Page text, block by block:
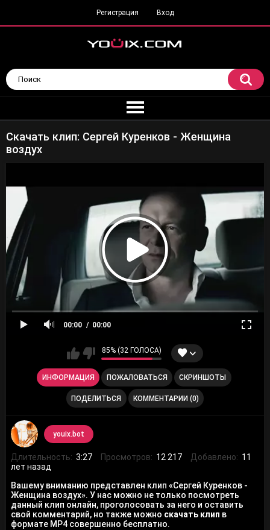
Регистрация Вход
Скачать клип: Сергей Куренков - Женщина
воздух
00:00 00:00
85% (32 ГОЛОСА)
ИНФОРМАЦИЯ ПОЖАЛОВАТЬСЯ СКРИНШОТЫ
ПОДЕЛИТЬСЯ КОММЕНТАРИИ (0)
youix.bot
Длительность: 3:27 Просмотров: 12 217 Добавлено: 11
лет назад
Вашему вниманию представлен клип «Сергей Куренков -
Женщина воздух». У нас можно не только посмотреть
данный клип онлайн, проголосовать за него и оставить
свой комментарий, но также можно скачать клип в
формате MP4 совершенно бесплатно.